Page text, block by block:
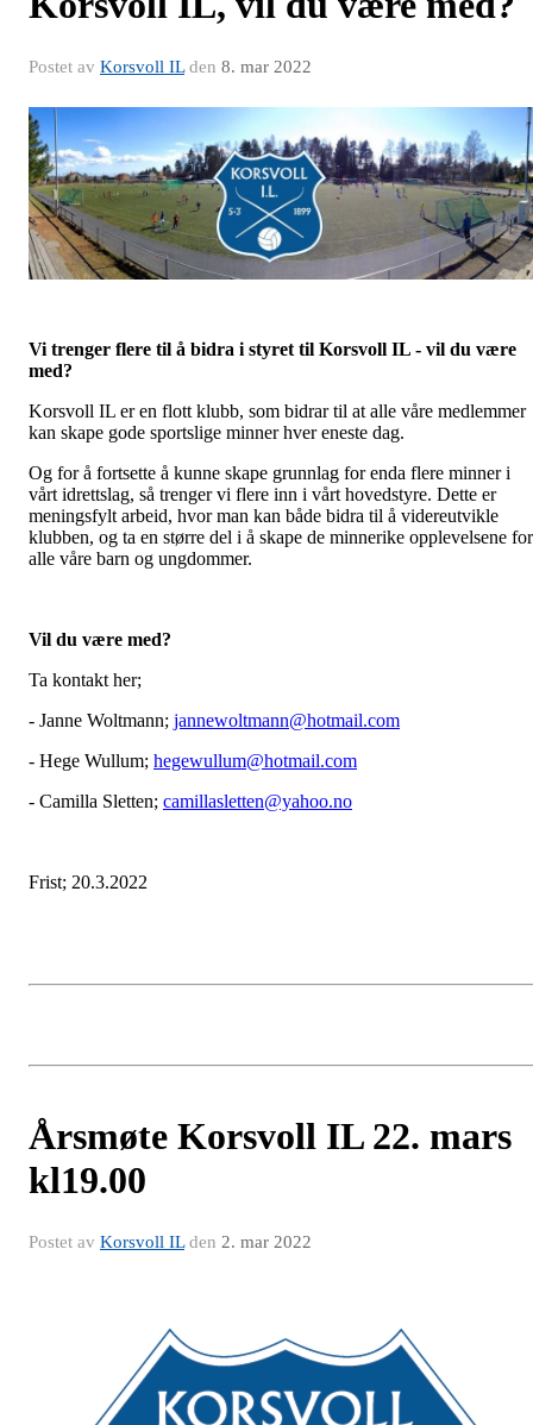
Postet av Korsvoll ILden 8. mar 2022
Vi trenger flere til å bidra i styret til Korsvoll IL - vil du være
med?
Korsvoll IL er en flott klubb, som bidrar til at alle våre medlemmer
kan skape gode sportslige minner hver eneste dag.
Og for å fortsette å kunne skape grunnlag for enda flere minner i
vårt idrettslag, så trenger vi flere inn i vårt hovedstyre. Dette er
meningsfylt arbeid, hvor man kan både bidra til å videreutvikle
klubben, og ta en større del i å skape de minnerike opplevelsene for
alle våre barn og ungdommer.
Vil du være med?
Ta kontakt her;
- Janne Woltmann; jannewoltmann@hotmail.com
- Hege Wullum; hegewullum@hotmail.com
- Camilla Sletten; camillasletten@yahoo.no
Frist; 20.3.2022
Årsmøte Korsvoll IL 22. mars
kl19.00
Postet av Korsvoll ILden 2. mar 2022